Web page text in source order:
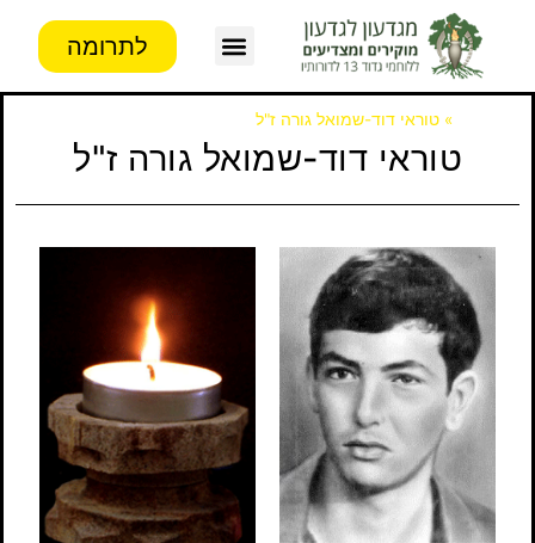
לתרומה
» טוראי דוד-שמואל גורה ז"ל
טוראי דוד-שמואל גורה ז"ל